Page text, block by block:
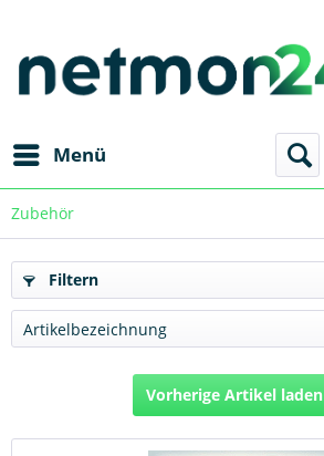
Menü
Zubehör
Filtern
Vorherige Artikel laden